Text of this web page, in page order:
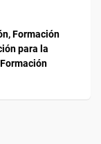
Formación
para la